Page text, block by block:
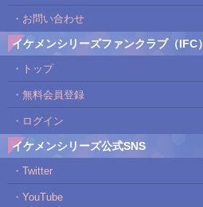
・お問い合わせ
イケメンシリーズファンクラブ（IFC）
・トップ
・無料会員登録
・ログイン
イケメンシリーズ公式SNS
・Twitter
・YouTube